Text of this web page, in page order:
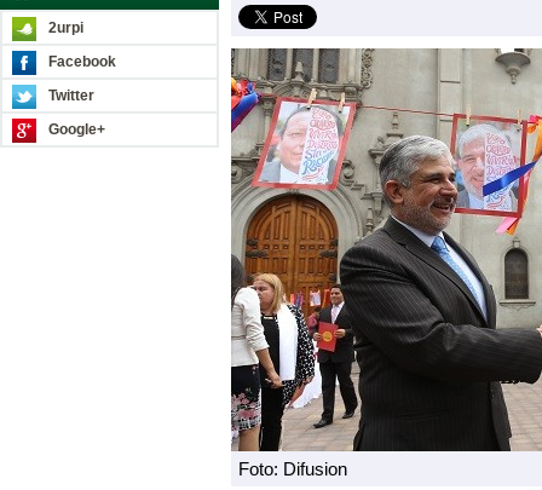
2urpi
Facebook
Twitter
Google+
Foto: Difusion